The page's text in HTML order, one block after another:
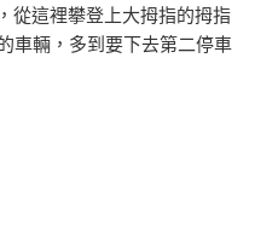
從這裡攀登上大拇指的拇指
車輛，多到要下去第二停車